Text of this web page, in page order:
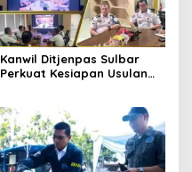
Kanwil Ditjenpas Sulbar
Perkuat Kesiapan Usulan